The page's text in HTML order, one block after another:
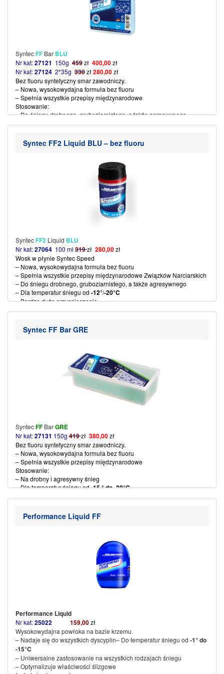
SyntecFF Bar BLU
Nr kat:27121 150g 459zł 400,00zł
Nr kat:27124 2*35g 330zł 280,00zł
Bez fluoru syntetyczny smar zawodniczy.
– Nowa, wysokowydajna formuła bez fluoru
– Spełnia wszystkie przepisy międzynarodowe
Stosowanie:
– Do śniegu drobnego, gruboziarnistego, a także agresywnego
– Dla temperatur śniegu od-8 ° do-15°C
– Bardzo duże przyspieszenie
– Najwyższe oceny odporności na poślizg i ścieranie
Syntec FF2 Liquid BLU – bez fluoru
SyntecFF2 Liquid BLU
Nr kat:27064 100 ml 319zł 280,00zł
Wosk w płynie Syntec Speed ​​
– Nowa, wysokowydajna formuła bez fluoru
– Spełnia wszystkie przepisy międzynarodoweZwiązków Narciarskich
– Do śniegu drobnego, gruboziarnistego, a także agresywnego
– Dla temperatur śniegu od -12°/-20°C
– Bardzo duże przyspieszenie
– Łatwa i szybka aplikacja:rozetrzeć szmatką,
– stosowany jako dwuskładnikowy produkt z FF1 Liquid
Syntec FF Bar GRE
SyntecFF BarGRE
Nr kat:27131 150g 419zł 380,00zł
Bez fluoru syntetyczny smar zawodniczy.
– Nowa, wysokowydajna formuła bez fluoru
– Spełnia wszystkie przepisy międzynarodowe
Stosowanie:
– Na drobny i agresywny śnieg
– Dla temperatur śniegu od-15 ° do-30°C
– Maksymalna odporność na wodę i brud
– Najwyższe oceny odporności na poślizg i ścieranie
– Temperatura żelazka 115-125 ° C
Performance Liquid FF
Performance Liquid
Nr kat:25022 159,00zł
Wysokowydajna powłoka na bazie krzemu.
– Nadaje się do wszystkich dyscyplin– Do temperatur śniegu od -1° do
-15°C
– Uniwersalne zastosowanie na wszystkich rodzajach śniegu
– Optymalizuje właściwości ślizgowe